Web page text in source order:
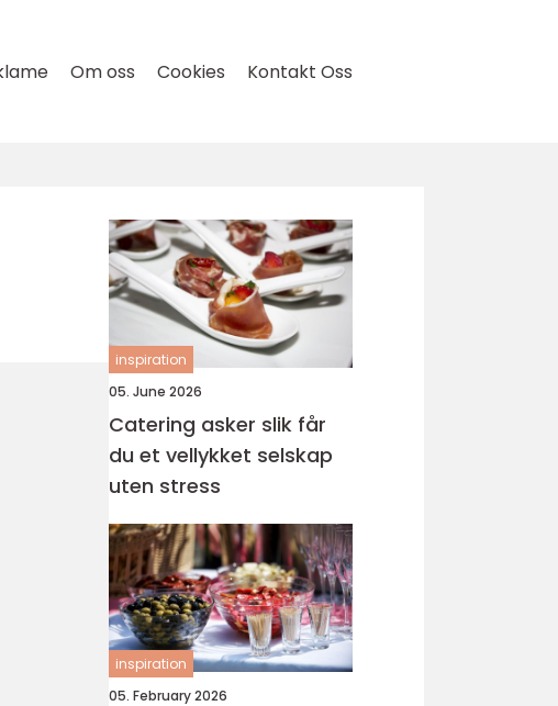
Om oss Cookies Kontakt Oss
inspiration
05. June 2026
Catering asker slik får
du et vellykket selskap
uten stress
inspiration
05. February 2026